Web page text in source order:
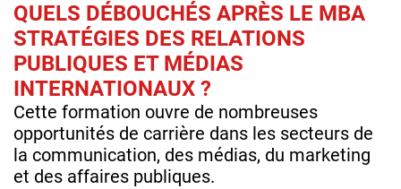
QUELS DÉBOUCHÉS APRÈS LE MBA
STRATÉGIES DES RELATIONS
PUBLIQUES ET MÉDIAS
INTERNATIONAUX ?
Cette formation ouvre de nombreuses
opportunités de carrière dans les secteurs de
la communication, des médias, du marketing
et des affaires publiques.